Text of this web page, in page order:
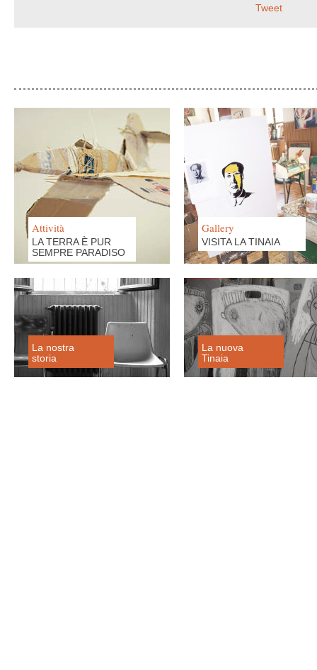
Tweet
Attività
LA TERRA È PUR
SEMPRE PARADISO
Gallery
VISITA LA TINAIA
La nostra
storia
La nuova
Tinaia